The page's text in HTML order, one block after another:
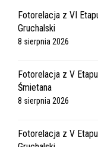
Fotorelacja z VI
Gruchalski
8 sierpnia 2026
Fotorelacja z V
Śmietana
8 sierpnia 2026
Fotorelacja z V